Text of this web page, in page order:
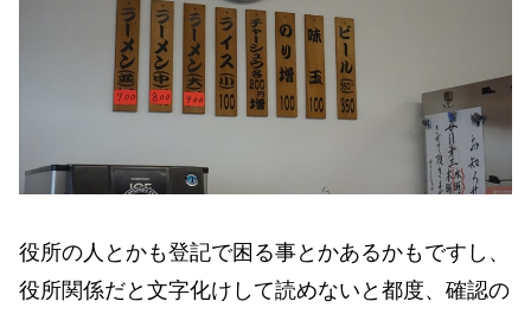
役所の人とかも登記で困る事とかあるかもですし、
役所関係だと文字化けして読めないと都度、確認の